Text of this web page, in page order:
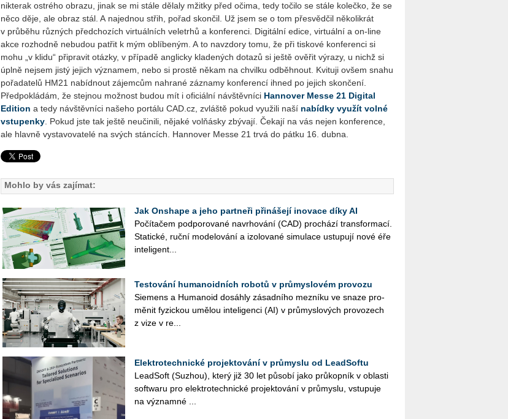
nikterak os­t­ré­ho ob­ra­zu, jinak se mi stále dě­la­ly mžit­ky před očima, tedy to­či­lo se stále ko­leč­ko, že se
něco děje, ale obraz stál. A na­jed­nou střih, pořad skon­čil. Už jsem se o tom pře­svěd­čil ně­ko­li­krát
v prů­bě­hu růz­ných před­cho­zích vir­tu­ál­ních ve­letrhů a kon­fe­ren­ci. Di­gi­tál­ní edice, vir­tu­ál­ní a on-line
akce roz­hod­ně ne­bu­dou pa­t­řit k mým ob­lí­be­ným. A to na­vzdo­ry tomu, že při tis­ko­vé kon­fe­ren­ci si
mohu „v klidu“ při­pra­vit otáz­ky, v pří­pa­dě an­g­lic­ky kla­de­ných do­ta­zů si ještě ově­řit vý­ra­zy, u nichž si
úplně nejsem jistý je­jich vý­zna­mem, nebo si pros­tě někam na chvil­ku od­běh­nout. Kvi­tu­ji ovšem snahu
po­řa­da­te­lů HM21 na­bíd­nout zá­jem­cům na­hra­né zá­zna­my kon­fe­ren­cí ihned po je­jich skon­če­ní.
Před­po­klá­dám, že stej­nou mož­nost budou mít i ofi­ci­ál­ní ná­vštěv­ní­ci Han­no­ver Messe 21 Di­gi­tal
Edi­ti­on a tedy ná­vštěv­ní­ci na­še­ho por­tá­lu CAD.​cz, zvláš­tě pokud vy­u­ži­li naší na­bíd­ky vy­u­žít volné
vstu­pen­ky . Pokud jste tak ještě ne­u­či­ni­li, ně­ja­ké volňásky zbý­va­jí. Če­ka­jí na vás nejen kon­fe­ren­ce,
ale hlav­ně vy­sta­vo­va­te­lé na svých stán­cích. Hannover Messe 21 trvá do pátku 16. dubna.
Mohlo by vás zajímat:
Jak Onshape a jeho partneři přinášejí inovace díky AI
Po­čí­ta­čem pod­po­ro­va­né na­vr­ho­vá­ní (CAD) pro­chá­zí trans­for­ma­cí.
Sta­tic­ké, ruční mo­de­lo­vá­ní a izo­lo­va­né si­mu­la­ce ustu­pu­jí nové éře
in­te­li­gent­...
Testování humanoidních robotů v průmyslovém provozu
Sie­mens a Hu­ma­no­id do­sáh­ly zá­sad­ní­ho mez­ní­ku ve snaze pro­
mě­nit fy­zic­kou umě­lou in­te­li­gen­ci (AI) v prů­mys­lo­vých pro­vo­zech
z vize v re...
Elektrotechnické projektování v průmyslu od LeadSoftu
Lead­Soft (Suzhou), který již 30 let pů­so­bí jako prů­kop­ník v ob­las­ti
soft­wa­ru pro elek­tro­tech­nic­ké pro­jek­to­vá­ní v prů­mys­lu, vstu­pu­je
na vý­znam­né ...